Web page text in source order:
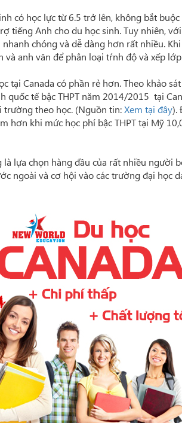
có học lực từ 6.5 trở lên, không bắt
tiếng Anh cho du học sinh. Tuy nhiên,
chóng và dễ dàng hơn rất nhiều.
và anh văn để phân loại tŕnh độ và xếp
tại Canada có phần rẻ hơn. Theo khảo
tế bậc THPT năm 2014/2015 tại
trường theo học. (Nguồn tin:Xem tại đây).
hơn khi mức học phí bậc THPT tại Mỹ
lựa chọn hàng đầu của rất nhiều người
ngoài và cơ hội vào các trường đại học